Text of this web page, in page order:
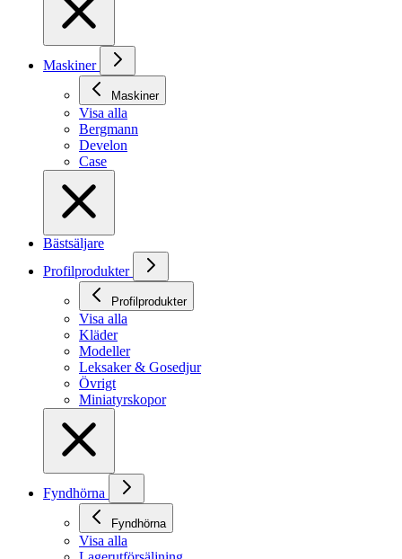
Maskiner
Maskiner
Visa alla
Bergmann
Develon
Case
Bästsäljare
Profilprodukter
Profilprodukter
Visa alla
Kläder
Modeller
Leksaker & Gosedjur
Övrigt
Miniatyrskopor
Fyndhörna
Fyndhörna
Visa alla